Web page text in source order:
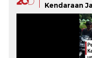
Kendaraan